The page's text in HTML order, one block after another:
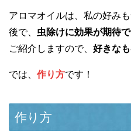
アロマオイルは、私の好み
後で、 虫除けに効果が期待
ご紹介しますので、 好きな
では、 作り方です！
作り方